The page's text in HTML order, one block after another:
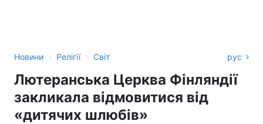
Новини › Релігії › Світ рус
Лютеранська Церква Фінляндії
закликала відмовитися від
«дитячих шлюбів»